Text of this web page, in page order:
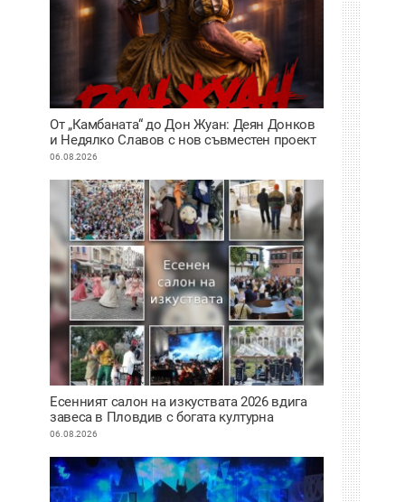
От „Камбаната“ до Дон Жуан: Деян Донков
и Недялко Славов с нов съвместен проект
в Пловдив
06.08.2026
Есенният салон на изкуствата 2026 вдига
завеса в Пловдив с богата културна
програма
06.08.2026